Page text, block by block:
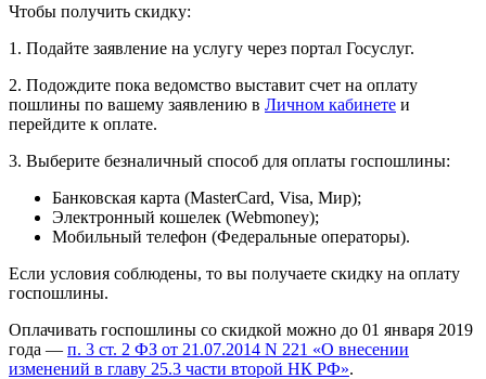
Чтобы получить скидку:
1. Подайте заявление на услугу через портал Госуслуг.
2. Подождите пока ведомство выставит счет на оплату
пошлины по вашему заявлению в Личном кабинете и
перейдите к оплате.
3. Выберите безналичный способ для оплаты госпошлины:
Банковская карта (MasterСard, Visa, Мир);
Электронный кошелек (Webmoney);
Мобильный телефон (Федеральные операторы).
Если условия соблюдены, то вы получаете скидку на оплату
госпошлины.
Оплачивать госпошлины со скидкой можно до 01 января 2019
года — п. 3 ст. 2 ФЗ от 21.07.2014 N 221 «О внесении
изменений в главу 25.3 части второй НК РФ».